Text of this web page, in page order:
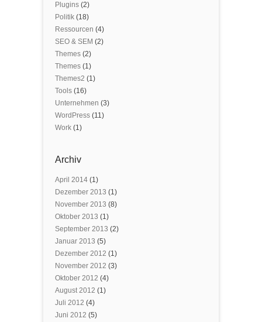
Plugins (2)
Politik (18)
Ressourcen (4)
SEO & SEM (2)
Themes (2)
Themes (1)
Themes2 (1)
Tools (16)
Unternehmen (3)
WordPress (11)
Work (1)
Archiv
April 2014 (1)
Dezember 2013 (1)
November 2013 (8)
Oktober 2013 (1)
September 2013 (2)
Januar 2013 (5)
Dezember 2012 (1)
November 2012 (3)
Oktober 2012 (4)
August 2012 (1)
Juli 2012 (4)
Juni 2012 (5)